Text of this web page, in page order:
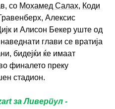
со Мохамед Салах, Коди
Алексис
и Алисон Бекер уште од
глави се вратија
бидејќи ќе имаат
финалето преку
стадион.
за Ливерпул -